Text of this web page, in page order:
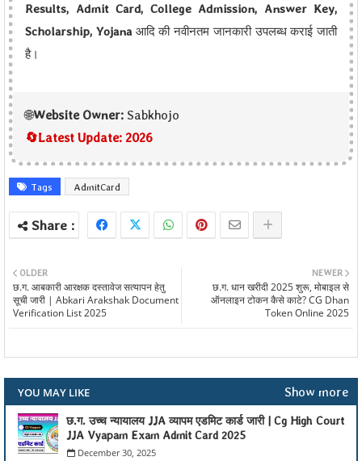
Results, Admit Card, College Admission, Answer Key,
Scholarship, Yojanaआदि की नवीनतम जानकारी उपलब्ध कराई जाती
है।
🌐Website Owner: Sabkhojo
🔄Latest Update: 2026
Tags AdmitCard
NEWER
छ.ग. धान खरीदी 2025 शुरू, मोबाइल से
ऑनलाइन टोकन कैसे काटे? CG Dhan
Token Online 2025
OLDER
छ.ग. आबकारी आरक्षक दस्तावेज सत्यापन हेतु
सूची जारी | Abkari Arakshak Document
Verification List 2025
YOU MAY LIKE Show more
छ.ग. उच्च न्यायालय JJA व्यापम एडमिट कार्ड जारी | Cg High Court
JJA Vyapam Exam Admit Card 2025
December 30, 2025